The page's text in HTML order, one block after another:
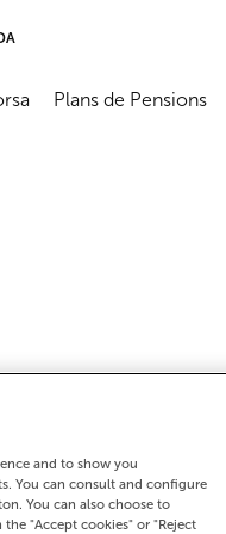
Abrir submenú
Plans de Pensions
Com arribar
and to show you
You can consult and configure
You can also choose to
"Accept cookies" or "Reject